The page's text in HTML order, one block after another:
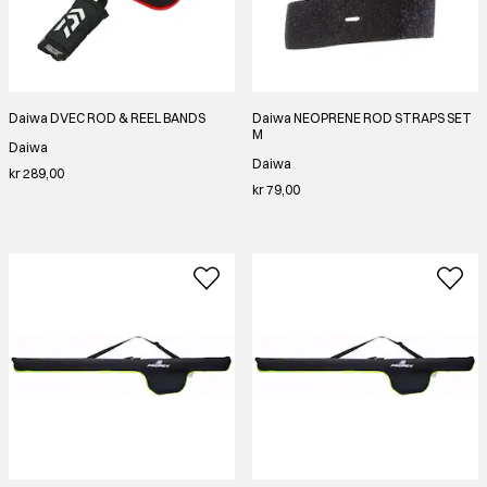
Daiwa DVEC ROD & REEL BANDS
Daiwa
kr 289,00
Daiwa NEOPRENE ROD STRAPS SET
M
Daiwa
kr 79,00